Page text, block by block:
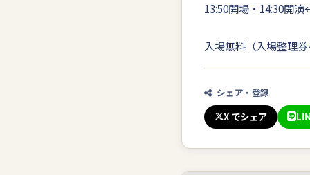
13:50開場・14:30開
入場無料（入場整理
シェア・登録
X でシェア